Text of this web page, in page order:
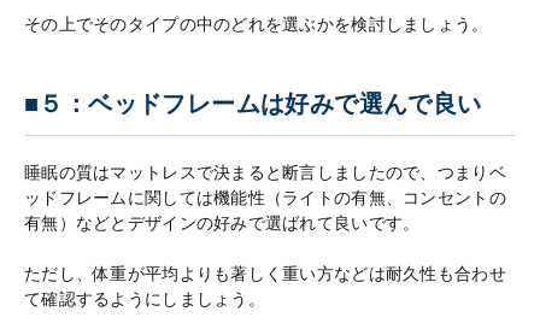
その上でそのタイプの中のどれを選ぶかを検討しましょう。
■５：ベッドフレームは好みで選んで良い
睡眠の質はマットレスで決まると断言しましたので、つまりベ
ッドフレームに関しては機能性（ライトの有無、コンセントの
有無）などとデザインの好みで選ばれて良いです。
ただし、体重が平均よりも著しく重い方などは耐久性も合わせ
て確認するようにしましょう。